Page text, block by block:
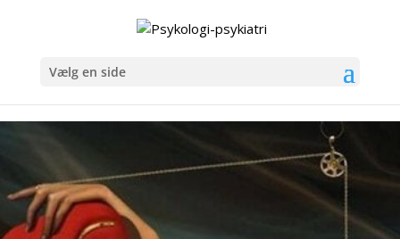
Vælg en side